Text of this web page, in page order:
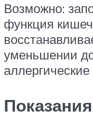
Возможно:
функция
уменьшении
Показания